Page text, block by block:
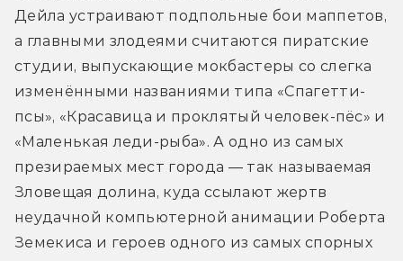
Дейла устраивают подпольные бои маппетов,
а главными злодеями считаются пиратские
студии, выпускающие мокбастеры со слегка
изменёнными названиями типа «Спагетти-
псы», «Красавица и проклятый человек-пёс» и
«Маленькая леди-рыба». А одно из самых
презираемых мест города — так называемая
Зловещая долина, куда ссылают жертв
неудачной компьютерной анимации Роберта
Земекиса и героев одного из самых спорных